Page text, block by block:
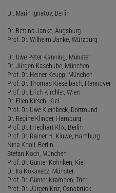
Dr. Marin Ignatov, Berlin
Dr. Bettina Janke, Augsburg
Prof. Dr. Wilhelm Janke, Würzburg
Dr. Uwe Peter Kanning, Münster
Dr. Jürgen Kaschube, München
Prof. Dr. Heiner Keupp, München
Prof. Dr. Thomas Kieselbach, Hannover
Prof. Dr. Erich Kirchler, Wien
Dr. Ellen Kirsch, Kiel
Prof. Dr. Uwe Kleinbeck, Dortmund
Dr. Regine Klinger, Hamburg
Prof. Dr. Friedhart Klix, Berlin
Prof. Dr. Rainer H. Kluwe, Hamburg
Nina Knoll, Berlin
Stefan Koch, München
Prof. Dr. Günter Köhnken, Kiel
Dr. Ira Kokavecz, Münster
Prof. Dr. Günter Krampen, Trier
Prof. Dr. Jürgen Kriz, Osnabrück